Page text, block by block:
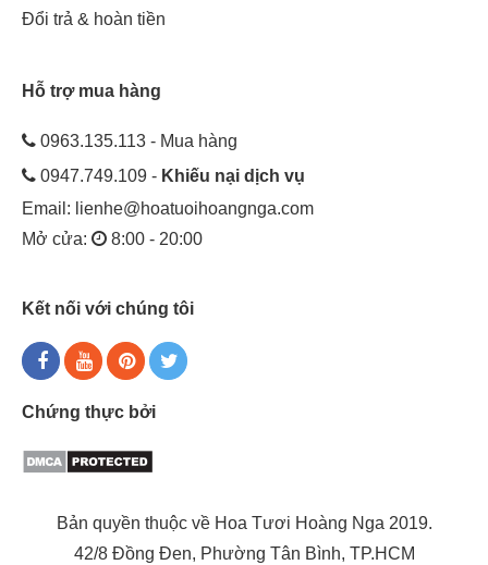
Đổi trả & hoàn tiền
Hỗ trợ mua hàng
0963.135.113 - Mua hàng
0947.749.109 - Khiếu nại dịch vụ
Email: lienhe@hoatuoihoangnga.com
Mở cửa:
8:00 - 20:00
Kết nối với chúng tôi
Chứng thực bởi
Bản quyền thuộc về Hoa Tươi Hoàng Nga 2019.
42/8 Đồng Đen, Phường Tân Bình, TP.HCM